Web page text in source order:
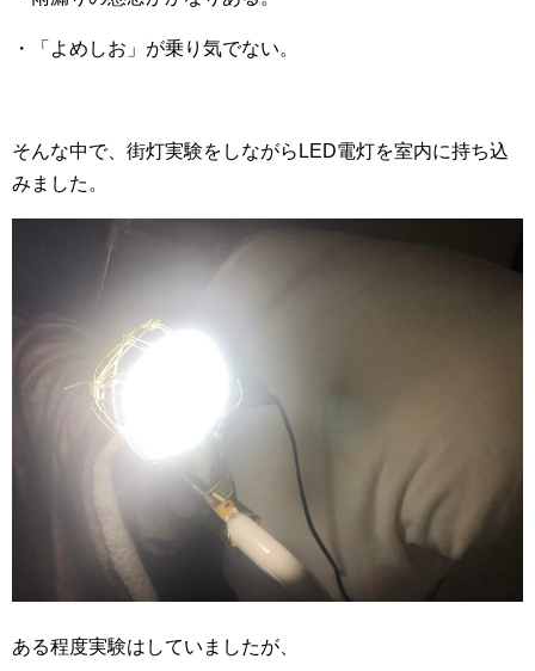
・「よめしお」が乗り気でない。
そんな中で、街灯実験をしながらLED電灯を室内に持ち込
みました。
ある程度実験はしていましたが、